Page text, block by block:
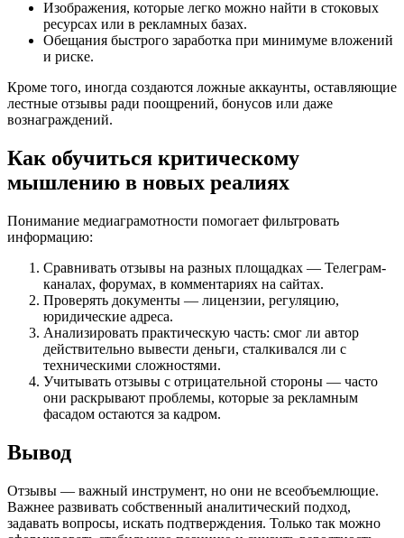
Изображения, которые легко можно найти в стоковых
ресурсах или в рекламных базах.
Обещания быстрого заработка при минимуме вложений
и риске.
Кроме того, иногда создаются ложные аккаунты, оставляющие
лестные отзывы ради поощрений, бонусов или даже
вознаграждений.
Как обучиться критическому
мышлению в новых реалиях
Понимание медиаграмотности помогает фильтровать
информацию:
Сравнивать отзывы на разных площадках — Телеграм-
каналах, форумах, в комментариях на сайтах.
Проверять документы — лицензии, регуляцию,
юридические адреса.
Анализировать практическую часть: смог ли автор
действительно вывести деньги, сталкивался ли с
техническими сложностями.
Учитывать отзывы с отрицательной стороны — часто
они раскрывают проблемы, которые за рекламным
фасадом остаются за кадром.
Вывод
Отзывы — важный инструмент, но они не всеобъемлющие.
Важнее развивать собственный аналитический подход,
задавать вопросы, искать подтверждения. Только так можно